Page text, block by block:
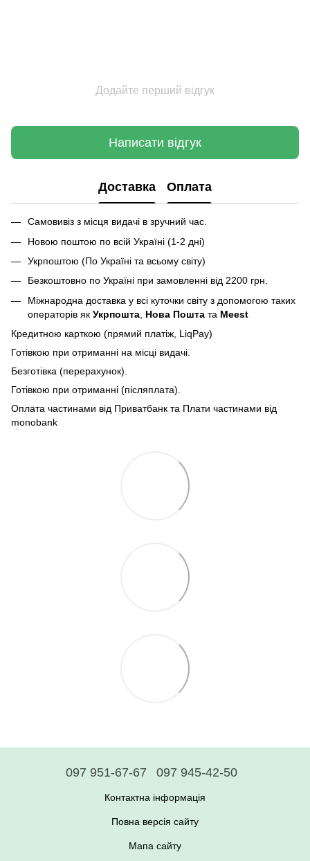
Додайте перший відгук
Написати відгук
Доставка Оплата
Самовивіз з місця видачі в зручний час.
Новою поштою по всій Україні (1-2 дні)
Укрпоштою (По Україні та всьому світу)
Безкоштовно по Україні при замовленні від 2200 грн.
Міжнародна доставка у всі куточки світу з допомогою таких
операторів як Укрпошта Нова Пошта та Meest
Кредитною карткою (прямий платіж, LiqPay)
Готівкою при отриманні на місці видачі.
Безготівка (перерахунок).
Готівкою при отриманні (післяплата).
Оплата частинами від Приватбанк та Плати частинами від
monobank
097 951-67-67 097 945-42-50
Контактна інформація
Повна версія сайту
Мапа сайту